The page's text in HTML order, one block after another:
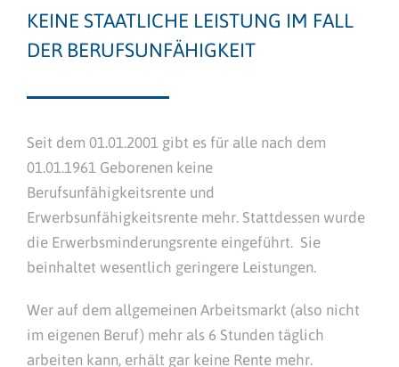
KEINE STAATLICHE LEISTUNG IM FALL
DER BERUFSUNFÄHIGKEIT
Seit dem 01.01.2001 gibt es für alle nach dem
01.01.1961 Geborenen keine
Berufsunfähigkeitsrente und
Erwerbsunfähigkeitsrente mehr. Stattdessen wurde
die Erwerbsminderungsrente eingeführt. Sie
beinhaltet wesentlich geringere Leistungen.
Wer auf dem allgemeinen Arbeitsmarkt (also nicht
im eigenen Beruf) mehr als 6 Stunden täglich
arbeiten kann, erhält gar keine Rente mehr.